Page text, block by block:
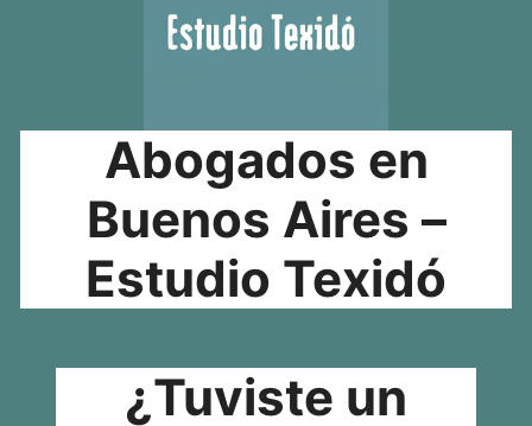
Abogados en
Buenos Aires –
Estudio Texidó
¿Tuviste un